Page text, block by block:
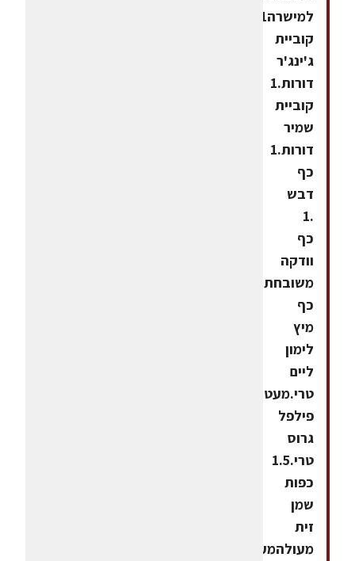
למישרה1
קוביית
ג'ינג'ר
דורות.1
קוביית
שמיר
דורות.1
כף
דבש
.1
כף
וודקה
כף
מיץ
לימון
ליים
טרי.מעט
פילפל
גרוס
טרי.1.5
כפות
שמן
זית
מעולהמעט